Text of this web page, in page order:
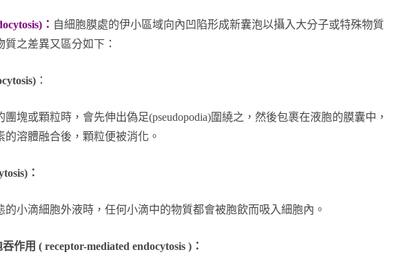
： 自細胞膜處的伊小區域向內凹陷形成新囊泡以攝入大分子或特殊物質
之差異又區分如下：
：
塊或顆粒時，會先伸出偽足(pseudopodia)圍繞之，然後包裹在液胞的膜囊中，
的溶體融合後，顆粒便被消化。
：
的小滴細胞外液時，任何小滴中的物質都會被胞飲而吸入細胞內。
作用 ( receptor-mediated endocytosis )：